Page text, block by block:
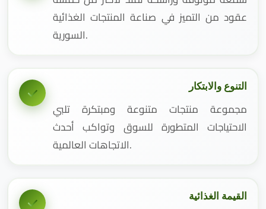
عقود من التميز في صناعة المنتجات الغذائية
السورية.
التنوع والابتكار
مجموعة منتجات متنوعة ومبتكرة تلبي
الاحتياجات المتطورة للسوق وتواكب أحدث
الاتجاهات العالمية.
القيمة الغذائية